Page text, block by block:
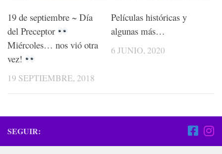
19 de septiembre ~ Día
del Preceptor
Miércoles… nos vió otra
vez!
19 SEPTIEMBRE, 2018
Películas históricas y
algunas más…
6 JUNIO, 2020
SEGUIR: